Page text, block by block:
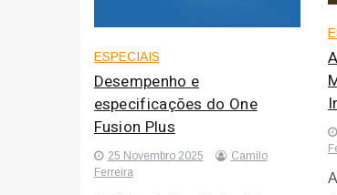
ESPECIAIS
Desempenho e
especificações do One
Fusion Plus
25 Novembro 2025
Camilo
Ferreira